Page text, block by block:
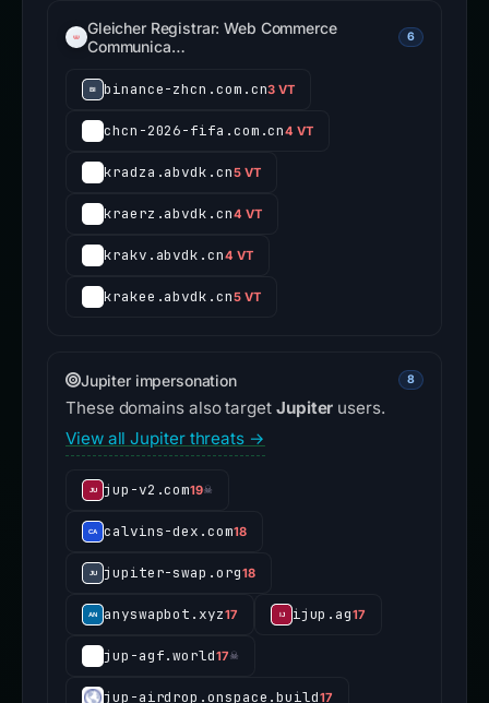
Gleicher Registrar: Web Commerce
Communica…
6
binance-zhcn.com.cn3 VT
chcn-2026-fifa.com.cn4 VT
kradza.abvdk.cn5 VT
kraerz.abvdk.cn4 VT
krakv.abvdk.cn4 VT
krakee.abvdk.cn5 VT
Jupiter impersonation 8
These domains also target Jupiter users.
View all Jupiter threats →
jup-v2.com19☠
calvins-dex.com18
jupiter-swap.org18
anyswapbot.xyz17 ijup.ag17
jup-agf.world17☠
jup-airdrop.onspace.build17